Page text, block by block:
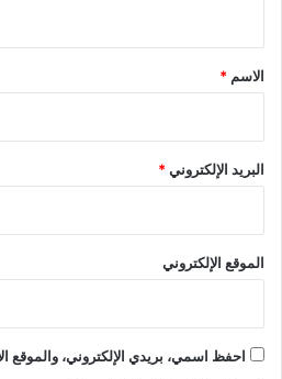
*
الاسم *
البريد الإلكتروني*
الموقع الإلكتروني
احفظ اسمي، بريدي الإلكتروني، والموقع